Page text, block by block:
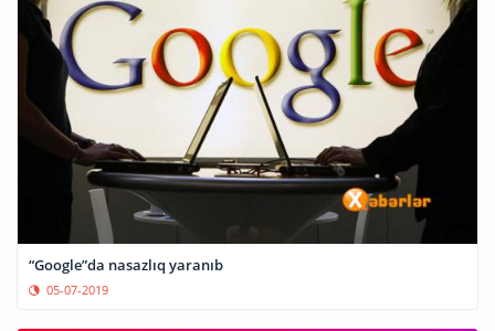
“Google”da nasazlıq yaranıb
05-07-2019